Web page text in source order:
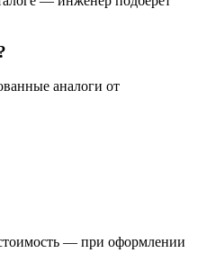
аналоги от
— при оформлении